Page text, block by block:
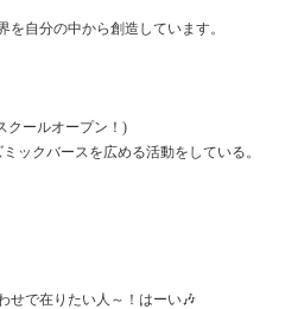
自分の中から創造しています。
クールオープン！)
ックバースを広める活動をしている。
せで在りたい人～！はーい🎶